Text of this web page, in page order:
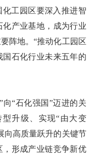
工园区要深入推进智
产业基地，成为行业
阵地。“推动化工园区
石化行业未来五年的
“石化强国”迈进的关
升级、实现“由大变
向高质量跃升的关键节
，形成产业链竞争新优